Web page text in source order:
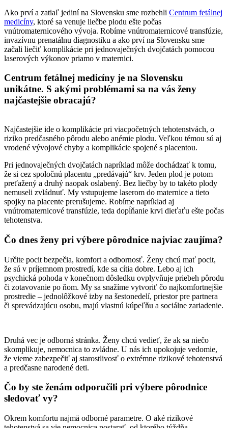
Ako prví a zatiaľ jediní na Slovensku sme rozbehli Centrum fetálnej
medicíny, ktoré sa venuje liečbe plodu ešte počas
vnútromaternicového vývoja. Robíme vnútromaternicové transfúzie,
invazívnu prenatálnu diagnostiku a ako prví na Slovensku sme
začali liečiť komplikácie pri jednovaječných dvojčatách pomocou
laserových výkonov priamo v maternici.
Centrum fetálnej medicíny je na Slovensku
unikátne. S akými problémami sa na vás ženy
najčastejšie obracajú?
Najčastejšie ide o komplikácie pri viacpočetných tehotenstvách, o
riziko predčasného pôrodu alebo anémie plodu. Veľkou témou sú aj
vrodené vývojové chyby a komplikácie spojené s placentou.
Pri jednovaječných dvojčatách napríklad môže dochádzať k tomu,
že si cez spoločnú placentu „predávajú“ krv. Jeden plod je potom
preťažený a druhý naopak oslabený. Bez liečby by to takéto plody
nemuseli zvládnuť. My vstupujeme laserom do maternice a tieto
spojky na placente prerušujeme. Robíme napríklad aj
vnútromaternicové transfúzie, teda dopĺňanie krvi dieťaťu ešte počas
tehotenstva.
Čo dnes ženy pri výbere pôrodnice najviac zaujíma?
Určite pocit bezpečia, komfort a odbornosť. Ženy chcú mať pocit,
že sú v príjemnom prostredí, kde sa cítia dobre. Lebo aj ich
psychická pohoda v konečnom dôsledku ovplyvňuje priebeh pôrodu
či zotavovanie po ňom. My sa snažíme vytvoriť čo najkomfortnejšie
prostredie – jednolôžkové izby na šestonedelí, priestor pre partnera
či sprevádzajúcu osobu, majú vlastnú kúpeľňu a sociálne zariadenie.
Druhá vec je odborná stránka. Ženy chcú vedieť, že ak sa niečo
skomplikuje, nemocnica to zvládne. U nás ich upokojuje vedomie,
že vieme zabezpečiť aj starostlivosť o extrémne rizikové tehotenstvá
a predčasne narodené deti.
Čo by ste ženám odporučili pri výbere pôrodnice
sledovať vy?
Okrem komfortu najmä odborné parametre. O aké rizikové